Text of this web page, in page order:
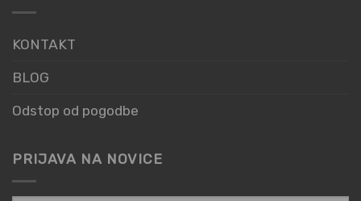
KONTAKT
BLOG
Odstop od pogodbe
PRIJAVA NA NOVICE